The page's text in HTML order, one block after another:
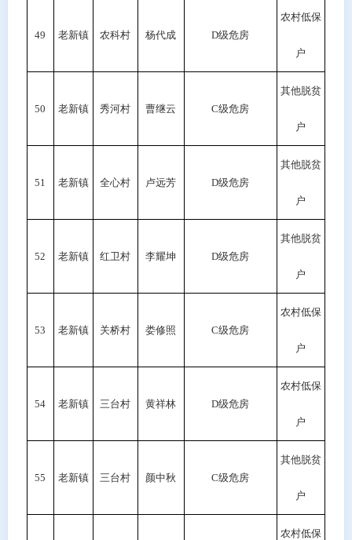
49 老新镇 农科村 杨代成 D级危房
农村低保
户
50 老新镇 秀河村 曹继云 C级危房
其他脱贫
户
51 老新镇 全心村 卢远芳 D级危房
其他脱贫
户
52 老新镇 红卫村 李耀坤 D级危房
其他脱贫
户
53 老新镇 关桥村 娄修照 C级危房
农村低保
户
54 老新镇 三台村 黄祥林 D级危房
农村低保
户
55 老新镇 三台村 颜中秋 C级危房
其他脱贫
户
农村低保